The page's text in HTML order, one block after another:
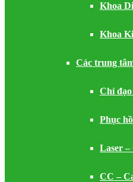
Khoa
Khoa
Các trung
Chỉ
Phục
Laser –
CC –